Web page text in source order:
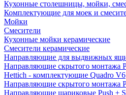
Кухонные столешницы, мойки,
Комплектующие для моек и
Мойки
Смесители
Кухонные мойки керамические
Смесители керамические
Направляющие для выдвижных
Направляющие скрытого монтажа
Hettich - комплектующие Quadro V6
Направляющие скрытого монтажа
Направляющие шариковые Push +